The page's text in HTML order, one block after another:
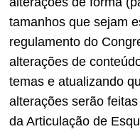
tamanhos que sejam
regulamento do
alterações de
temas e atualizando
alterações serão
da Articulação de